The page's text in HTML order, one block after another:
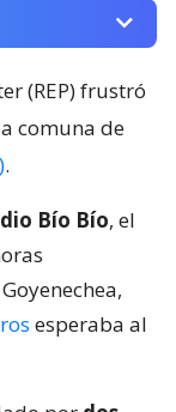
(REP) frustró
comuna de
.
Bío Bío, el
esperaba al